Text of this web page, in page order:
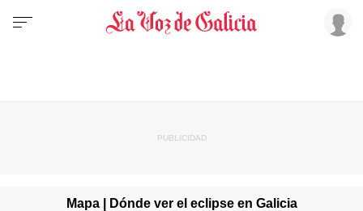
Mapa | Dónde ver el eclipse en Galicia